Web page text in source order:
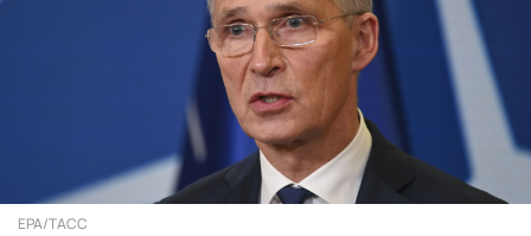
EPA/ТАСС